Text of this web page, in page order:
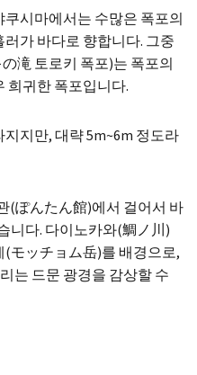
시마에서는 수많은 폭포의
가 바다로 향합니다. 그중
滝 토로키 폭포)는 폭포의
희귀한 폭포입니다.
지만, 대략 5m~6m 정도라
(ぽんたん館)에서 걸어서 바
니다. 다이노카와(鯛ノ川)
モッチョム岳)를 배경으로,
는 드문 광경을 감상할 수